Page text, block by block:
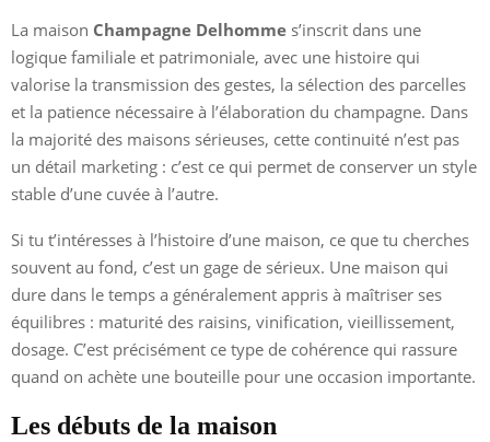
La maison Champagne Delhomme s’inscrit dans une
logique familiale et patrimoniale, avec une histoire qui
valorise la transmission des gestes, la sélection des parcelles
et la patience nécessaire à l’élaboration du champagne. Dans
la majorité des maisons sérieuses, cette continuité n’est pas
un détail marketing : c’est ce qui permet de conserver un style
stable d’une cuvée à l’autre.
Si tu t’intéresses à l’histoire d’une maison, ce que tu cherches
souvent au fond, c’est un gage de sérieux. Une maison qui
dure dans le temps a généralement appris à maîtriser ses
équilibres : maturité des raisins, vinification, vieillissement,
dosage. C’est précisément ce type de cohérence qui rassure
quand on achète une bouteille pour une occasion importante.
Les débuts de la maison